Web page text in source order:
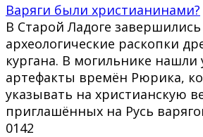
Варяги были христианинами?
В Старой Ладоге завершились
археологические раскопки
кургана. В могильнике нашли
артефакты времён Рюрика,
указывать на христианскую
приглашённых на Русь
0142